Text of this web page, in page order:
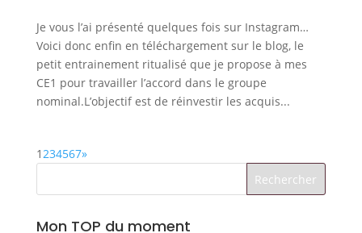
Je vous l’ai présenté quelques fois sur Instagram…
Voici donc enfin en téléchargement sur le blog, le
petit entrainement ritualisé que je propose à mes
CE1 pour travailler l’accord dans le groupe
nominal.L’objectif est de réinvestir les acquis...
1 234567»
Mon TOP du moment